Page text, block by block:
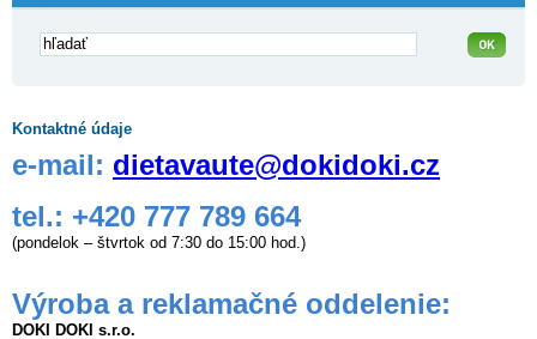
Kontaktné údaje
e-mail: dietavaute@dokidoki.cz
tel.: +420 777 789 664
(pondelok – štvrtok od 7:30 do 15:00 hod.)
Výroba a reklamačné oddelenie:
DOKI DOKI s.r.o.